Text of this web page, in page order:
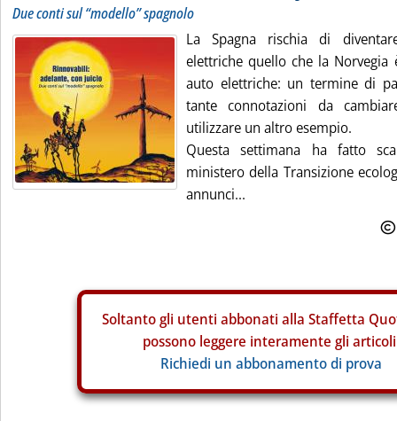
Due conti sul “modello” spagnolo
La Spagna rischia di
elettriche quello che la
auto elettriche: un termine di
tante connotazioni da
utilizzare un altro esempio.
Questa settimana ha fatto
ministero della Transizione
annunci...
Soltanto gli utenti abbonati alla Staffetta
possono leggere interamente gli
Richiedi un abbonamento di prova